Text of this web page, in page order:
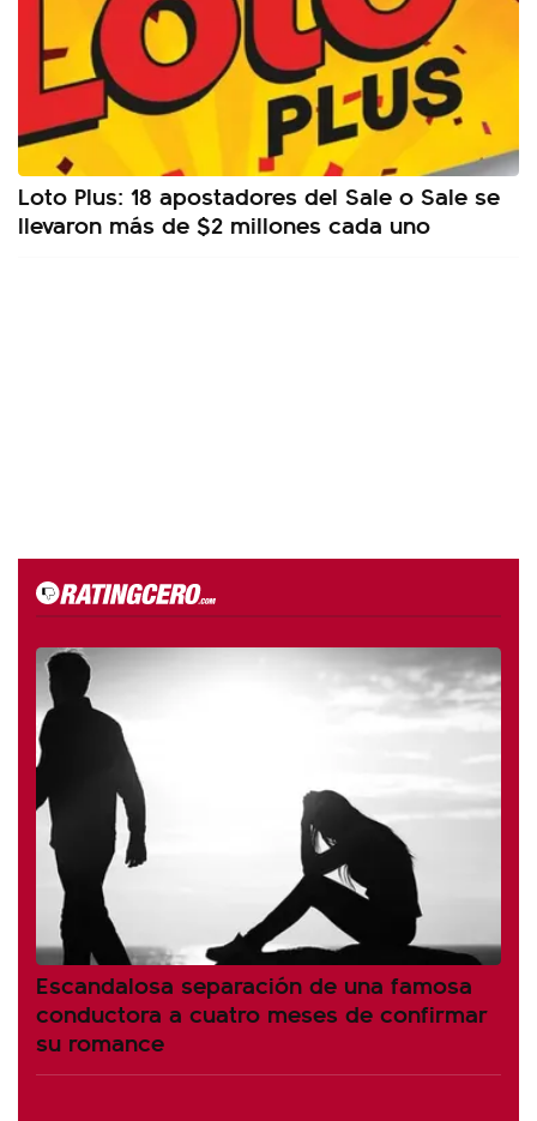
Loto Plus: 18 apostadores del Sale o Sale se
llevaron más de $2 millones cada uno
Escandalosa separación de una famosa
conductora a cuatro meses de confirmar
su romance